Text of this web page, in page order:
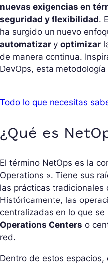
nuevas exigencias en
seguridad y flexibilidad.
ha surgido un nuevo
automatizar y optimizar
de manera continua.
DevOps, esta
Todo lo que necesitas
¿Qué es
El término NetOps es la
Operations ». Tiene sus
las prácticas tradicionales
Históricamente, las
centralizadas en lo que se
Operations Centers o
red.
Dentro de estos espacios,